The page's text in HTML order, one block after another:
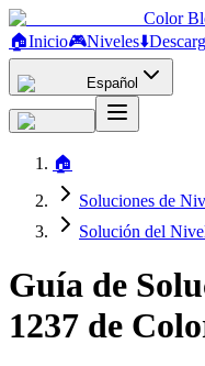
Color
🏠Inicio🎮Niveles⬇️
Español
🏠
Soluciones de
Solución del
Guía de
1237 de